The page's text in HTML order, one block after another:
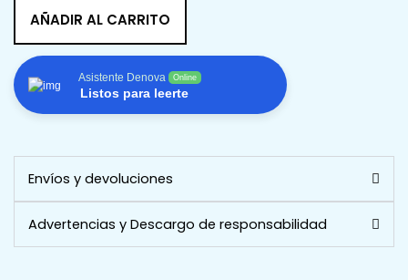
AÑADIR AL CARRITO
Asistente Denova Online
Listos para leerte
Envíos y devoluciones
Advertencias y Descargo de responsabilidad